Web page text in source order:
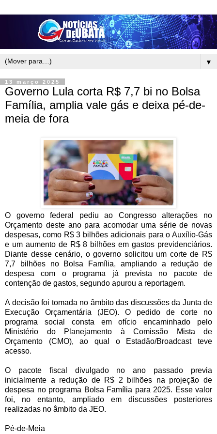
▼
13 março 2025
Governo Lula corta R$ 7,7 bi no Bolsa
Família, amplia vale gás e deixa pé-de-
meia de fora
O governo federal pediu ao Congresso alterações no
Orçamento deste ano para acomodar uma série de novas
despesas, como R$ 3 bilhões adicionais para o Auxílio-Gás
e um aumento de R$ 8 bilhões em gastos previdenciários.
Diante desse cenário, o governo solicitou um corte de R$
7,7 bilhões no Bolsa Família, ampliando a redução de
despesa com o programa já prevista no pacote de
contenção de gastos, segundo apurou a reportagem.
A decisão foi tomada no âmbito das discussões da Junta de
Execução Orçamentária (JEO). O pedido de corte no
programa social consta em ofício encaminhado pelo
Ministério do Planejamento à Comissão Mista de
Orçamento (CMO), ao qual o Estadão/Broadcast teve
acesso.
O pacote fiscal divulgado no ano passado previa
inicialmente a redução de R$ 2 bilhões na projeção de
despesa no programa Bolsa Família para 2025. Esse valor
foi, no entanto, ampliado em discussões posteriores
realizadas no âmbito da JEO.
Pé-de-Meia